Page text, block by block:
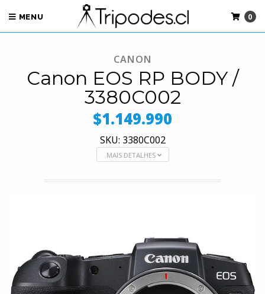
MENU 0
CANON
Canon EOS RP BODY /
3380C002
$1.149.990
SKU: 3380C002
MAIS DETALHES